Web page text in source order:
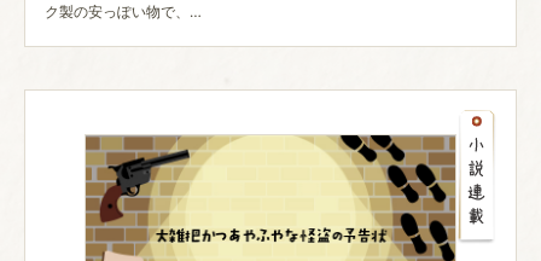
ク製の安っぽい物で、…